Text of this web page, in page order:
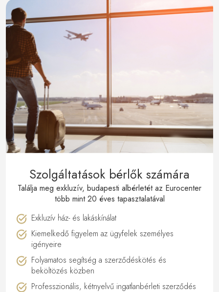
Szolgáltatások bérlők számára
Találja meg exkluzív, budapesti albérletét az Eurocenter
több mint 20 éves tapasztalatával
Exkluzív ház- és lakáskínálat
Kiemelkedő figyelem az ügyfelek személyes
igényeire
Folyamatos segítség a szerződéskötés és
beköltözés közben
Professzionális, kétnyelvű ingatlanbérleti szerződés